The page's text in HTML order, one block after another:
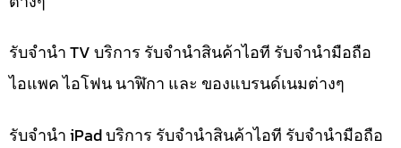
รับจำนำ TV บริการ รับจำนำสินค้าไอที รับจำนำมือถือ
ไอแพค ไอโฟน นาฬิกา และ ของแบรนด์เนมต่างๆ
รับจำนำ iPad บริการ รับจำนำสินค้าไอที รับจำนำมือถือ